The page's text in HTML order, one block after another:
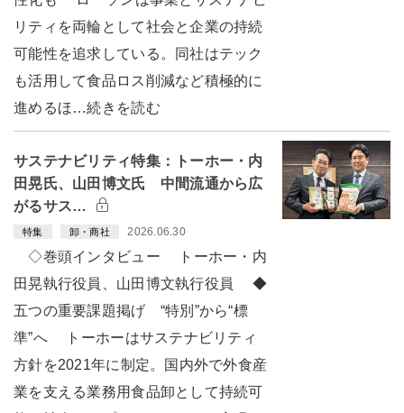
リティを両輪として社会と企業の持続
可能性を追求している。同社はテック
も活用して食品ロス削減など積極的に
進めるほ…続きを読む
サステナビリティ特集：トーホー・内
田晃氏、山田博文氏 中間流通から広
がるサス…
特集 卸・商社 2026.06.30
◇巻頭インタビュー トーホー・内
田晃執行役員、山田博文執行役員 ◆
五つの重要課題掲げ “特別”から“標
準”へ トーホーはサステナビリティ
方針を2021年に制定。国内外で外食産
業を支える業務用食品卸として持続可